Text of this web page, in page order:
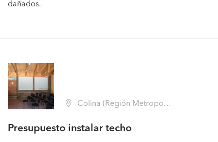
dañados.
Colina (Región Metropolitana - Chacabuco)
Presupuesto instalar techo